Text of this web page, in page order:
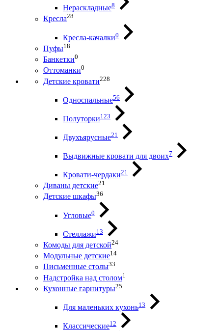
Нераскладные8
Кресла28
Кресла-качалки0
Пуфы18
Банкетки0
Оттоманки0
Детские кровати228
Односпальные56
Полуторки123
Двухъярусные21
Выдвижные кровати для двоих7
Кровати-чердаки21
Диваны детские21
Детские шкафы36
Угловые0
Стеллажи13
Комоды для детской24
Модульные детские14
Письменные столы33
Надстройка над столом1
Кухонные гарнитуры25
Для маленьких кухонь13
Классические12